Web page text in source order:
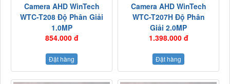
Camera AHD WinTech
WTC-T208 Độ Phân Giải
1.0MP
854.000 đ
Đặt hàng
Camera AHD WinTech
WTC-T207H Độ Phân
Giải 2.0MP
1.398.000 đ
Đặt hàng